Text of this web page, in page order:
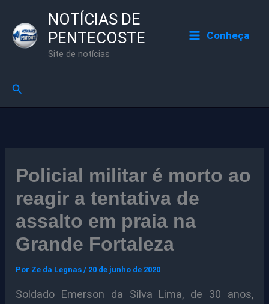
para
NOTÍCIAS DE
PENTECOSTE
Site de notícias
Conheça
Pesquisar
Policial militar é morto ao
reagir a tentativa de
assalto em praia na
Grande Fortaleza
Por Ze da Legnas/ 20 de junho de 2020
Soldado Emerson da Silva Lima, de 30 anos,